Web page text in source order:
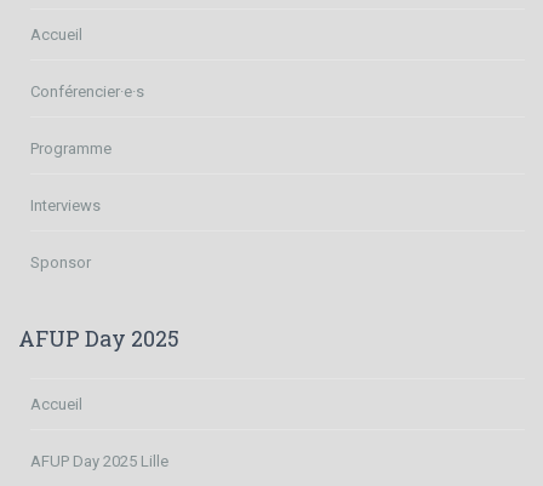
Accueil
Conférencier·e·s
Programme
Interviews
Sponsor
AFUP Day 2025
Accueil
AFUP Day 2025 Lille